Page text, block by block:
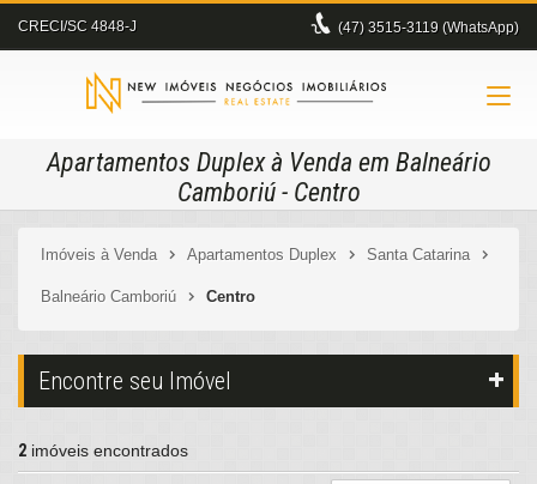
CRECI/SC 4848-J (47) 3515-3119 (WhatsApp)
Apartamentos Duplex à Venda em Balneário
Camboriú - Centro
Imóveis à Venda Apartamentos Duplex Santa Catarina
Balneário Camboriú Centro
Encontre seu Imóvel
2 imóveis encontrados